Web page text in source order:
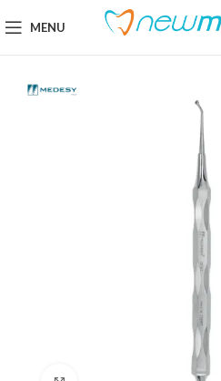
MENU